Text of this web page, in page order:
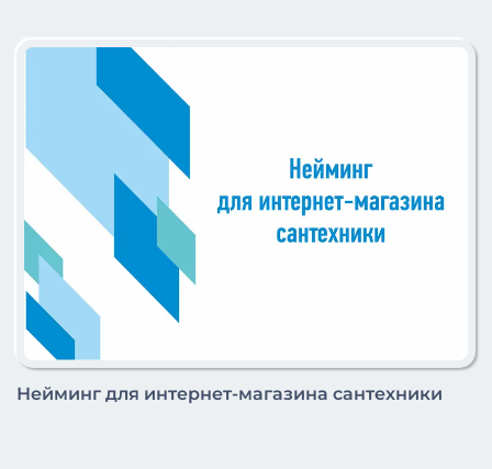
Нейминг для интернет-магазина сантехники